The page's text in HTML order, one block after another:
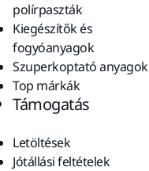
polírpaszták
Kiegészítők és
fogyóanyagok
Szuperkoptató anyagok
Top márkák
Támogatás
Letöltések
Jótállási feltételek